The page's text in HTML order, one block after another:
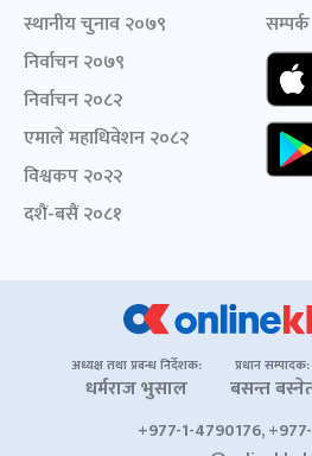
स्थानीय चुनाव २०७९
निर्वाचन २०७९
निर्वाचन २०८२
एमाले महाधिवेशन २०८२
विश्वकप २०२२
दशैं-बसैं २०८१
सम्पर्क
अध्यक्ष तथा प्रबन्ध निर्देशक:
धर्मराज भुसाल
प्रधान सम्पादक:
बसन्त
+977-1-4790176,